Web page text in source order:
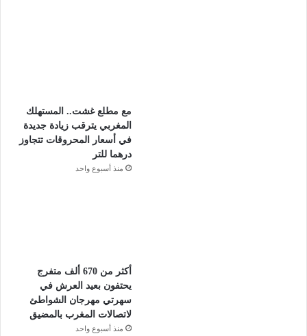
مع مطلع غشت.. المستهلك
المغربي يترقب زيادة جديدة
في أسعار المحروقات تتجاوز
درهما للتر
منذ أسبوع واحد
أكثر من 670 ألف متفرج
يحتفون بعيد العرش في
سهرتي مهرجان الشواطئ
لاتصالات المغرب بالمضيق
منذ أسبوع واحد